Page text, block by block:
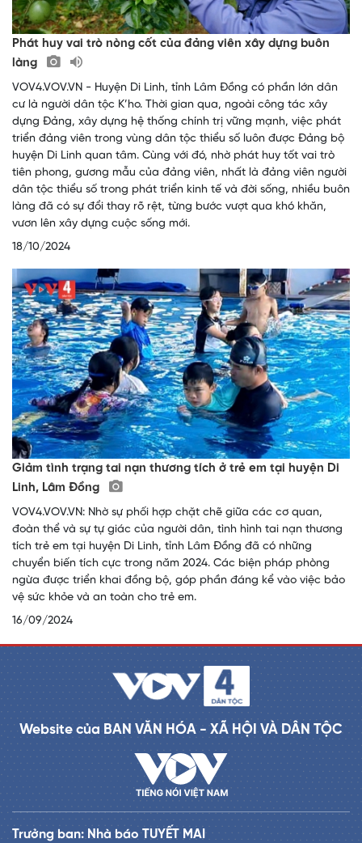
Phát huy vai trò nòng cốt của đảng viên xây dựng buôn
làng
VOV4.VOV.VN - Huyện Di Linh, tỉnh Lâm Đồng có phần lớn dân
cư là người dân tộc K’ho. Thời gian qua, ngoài công tác xây
dựng Đảng, xây dựng hệ thống chính trị vững mạnh, việc phát
triển đảng viên trong vùng dân tộc thiểu số luôn được Đảng bộ
huyện Di Linh quan tâm. Cùng với đó, nhờ phát huy tốt vai trò
tiên phong, gương mẫu của đảng viên, nhất là đảng viên người
dân tộc thiểu số trong phát triển kinh tế và đời sống, nhiều buôn
làng đã có sự đổi thay rõ rệt, từng bước vượt qua khó khăn,
vươn lên xây dựng cuộc sống mới.
18/10/2024
Giảm tình trạng tai nạn thương tích ở trẻ em tại huyện Di
Linh, Lâm Đồng
VOV4.VOV.VN: Nhờ sự phối hợp chặt chẽ giữa các cơ quan,
đoàn thể và sự tự giác của người dân, tình hình tai nạn thương
tích trẻ em tại huyện Di Linh, tỉnh Lâm Đồng đã có những
chuyển biến tích cực trong năm 2024. Các biện pháp phòng
ngừa được triển khai đồng bộ, góp phần đáng kể vào việc bảo
vệ sức khỏe và an toàn cho trẻ em.
16/09/2024
Website của BAN VĂN HÓA - XÃ HỘI VÀ DÂN TỘC
Trưởng ban: Nhà báo TUYẾT MAI